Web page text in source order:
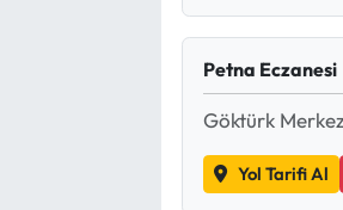
Petna Eczanesi
Göktürk
Yol Tarifi Al